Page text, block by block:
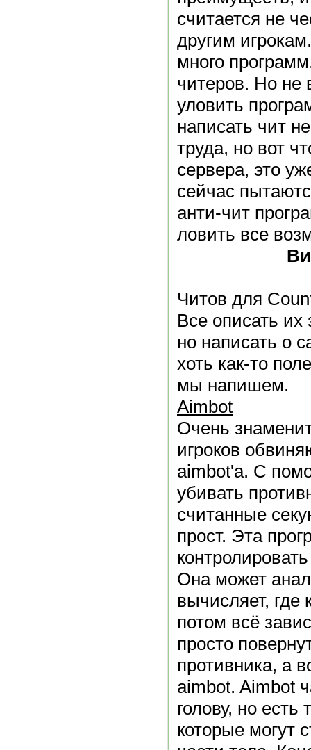
считается не
другим
много
читеров. Но не
уловить
написать чит
труда, но вот
сервера, это
сейчас
анти-чит
ловить все
Читов для
Все описать
но написать о
хоть как-то
мы напишем.
Aimbot
Очень
игроков
aimbot'а. С
убивать
считанные
прост. Эта
Она может
вычисляет, где
потом всё
просто
противника, а
aimbot. Aimbot
голову, но
которые могут